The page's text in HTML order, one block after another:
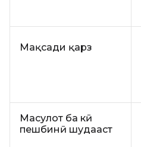
Мақсади қарз
Маҳсулот ба кӣ
пешбинӣ шудааст